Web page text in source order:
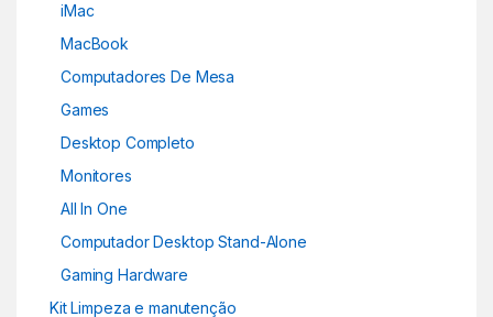
iMac
MacBook
Computadores De Mesa
Games
Desktop Completo
Monitores
All In One
Computador Desktop Stand-Alone
Gaming Hardware
Kit Limpeza e manutenção